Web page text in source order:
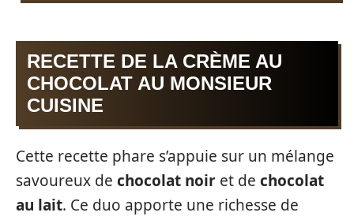
RECETTE DE LA CRÈME AU
CHOCOLAT AU MONSIEUR
CUISINE
Cette recette phare s’appuie sur un mélange
savoureux de chocolat noir et de chocolat
au lait. Ce duo apporte une richesse de